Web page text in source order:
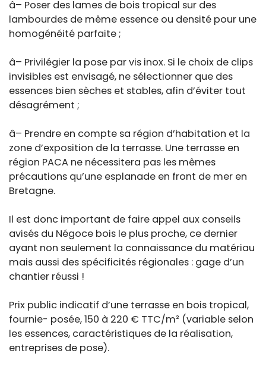
â– Poser des lames de bois tropical sur des
lambourdes de même essence ou densité pour une
homogénéité parfaite ;
â– Privilégier la pose par vis inox. Si le choix de clips
invisibles est envisagé, ne sélectionner que des
essences bien sèches et stables, afin d’éviter tout
désagrément ;
â– Prendre en compte sa région d’habitation et la
zone d’exposition de la terrasse. Une terrasse en
région PACA ne nécessitera pas les mêmes
précautions qu’une esplanade en front de mer en
Bretagne.
Il est donc important de faire appel aux conseils
avisés du Négoce bois le plus proche, ce dernier
ayant non seulement la connaissance du matériau
mais aussi des spécificités régionales : gage d’un
chantier réussi !
Prix public indicatif d’une terrasse en bois tropical,
fournie- posée, 150 à 220 € TTC/m² (variable selon
les essences, caractéristiques de la réalisation,
entreprises de pose).